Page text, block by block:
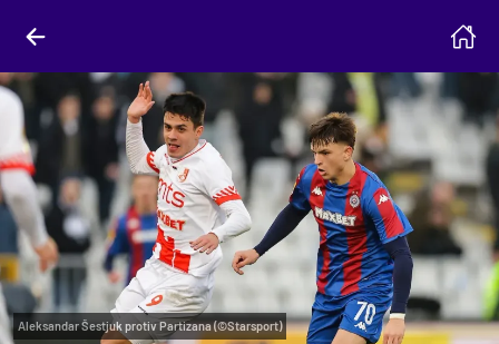
Aleksandar Šestjuk protiv Partizana (©Starsport)